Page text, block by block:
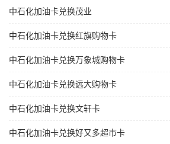
中石化加油卡兑换茂业
中石化加油卡兑换红旗购物卡
中石化加油卡兑换万象城购物卡
中石化加油卡兑换远大购物卡
中石化加油卡兑换文轩卡
中石化加油卡兑换好又多超市卡